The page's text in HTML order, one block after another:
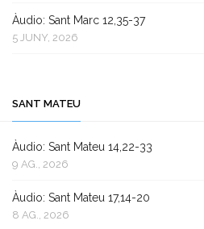
Àudio: Sant Marc 12,35-37
5 JUNY, 2026
SANT MATEU
Àudio: Sant Mateu 14,22-33
9 AG., 2026
Àudio: Sant Mateu 17,14-20
8 AG., 2026